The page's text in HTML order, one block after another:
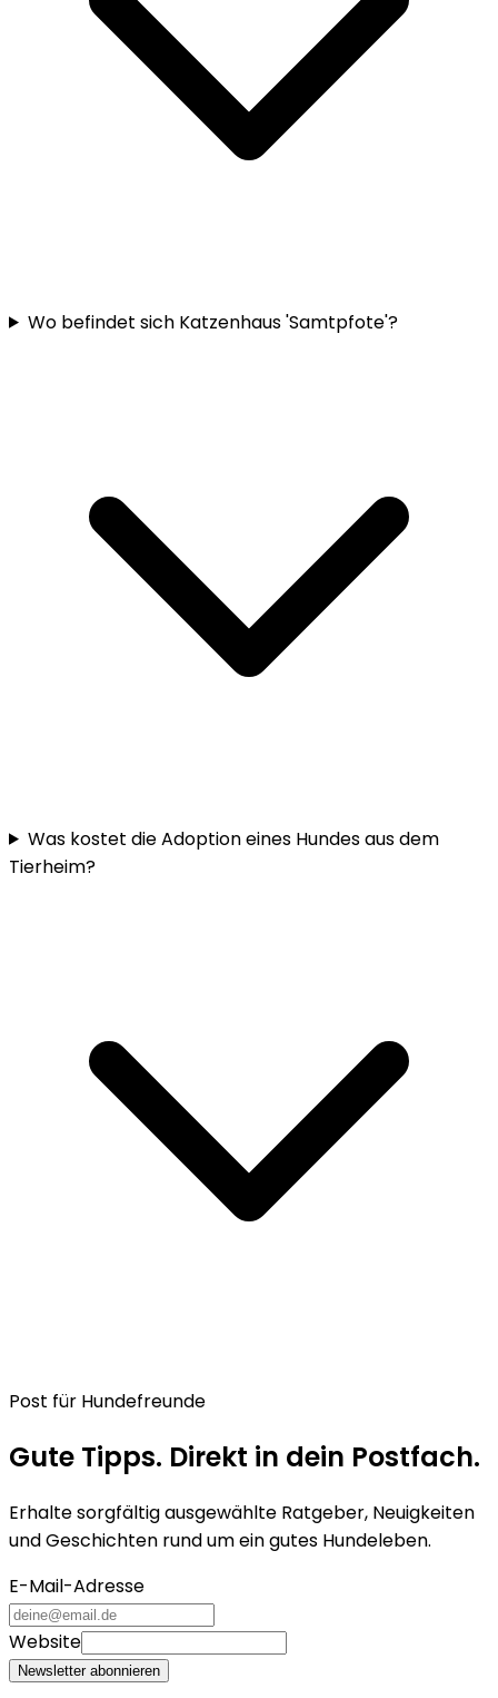
Wo befindet sich Katzenhaus 'Samtpfote'?
Was kostet die Adoption eines Hundes aus dem
Tierheim?
Post für Hundefreunde
Gute Tipps. Direkt in dein Postfach.
Erhalte sorgfältig ausgewählte Ratgeber, Neuigkeiten
und Geschichten rund um ein gutes Hundeleben.
E-Mail-Adresse
Website
Newsletter abonnieren